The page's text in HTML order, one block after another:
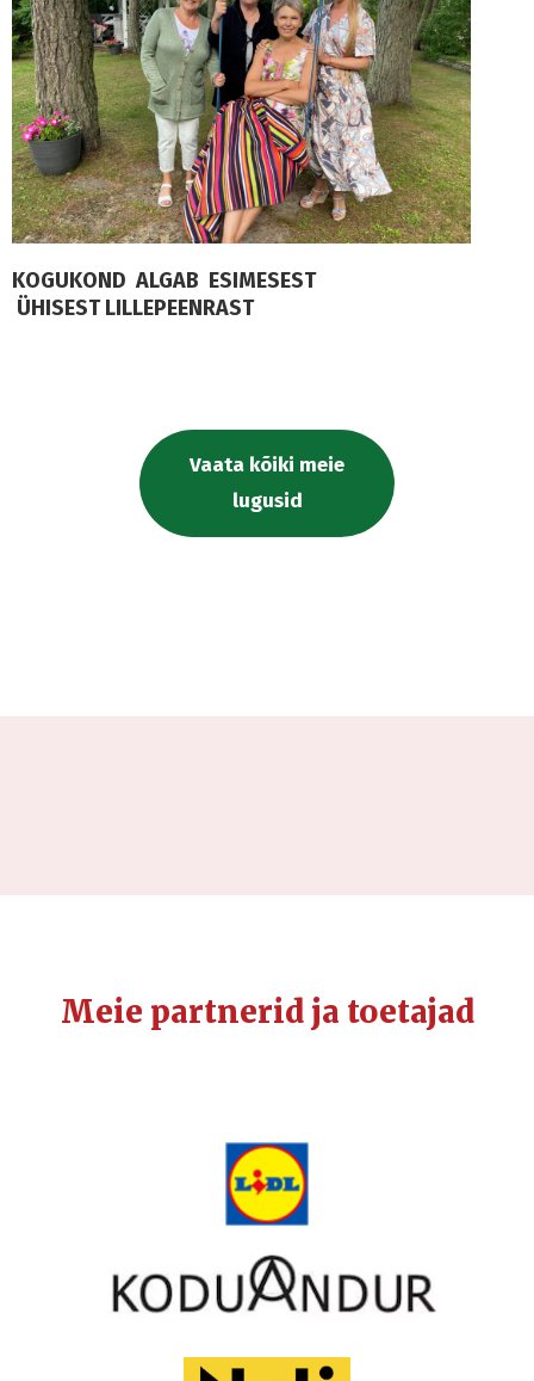
KOGUKOND ALGAB ESIMESEST
ÜHISEST LILLEPEENRAST
Vaata kõiki meie
lugusid
Meie partnerid ja toetajad